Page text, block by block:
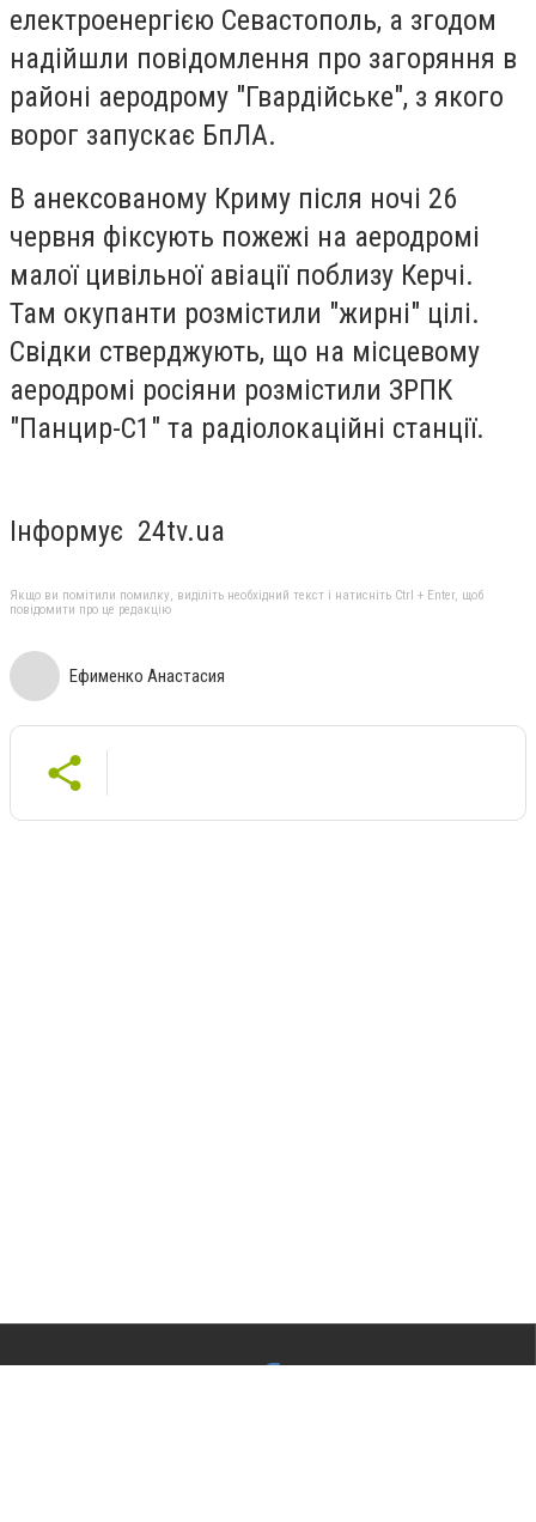
електроенергією Севастополь, а згодом
надійшли повідомлення про загоряння в
районі аеродрому "Гвардійське", з якого
ворог запускає БпЛА.
В анексованому Криму після ночі 26
червня фіксують пожежі на аеродромі
малої цивільної авіації поблизу Керчі.
Там окупанти розмістили "жирні" цілі.
Свідки стверджують, що на місцевому
аеродромі росіяни розмістили ЗРПК
"Панцир-С1" та радіолокаційні станції.
Інформує 24tv.ua
Якщо ви помітили помилку, виділіть необхідний текст і натисніть Ctrl + Enter, щоб
повідомити про це редакцію
Ефименко Анастасия